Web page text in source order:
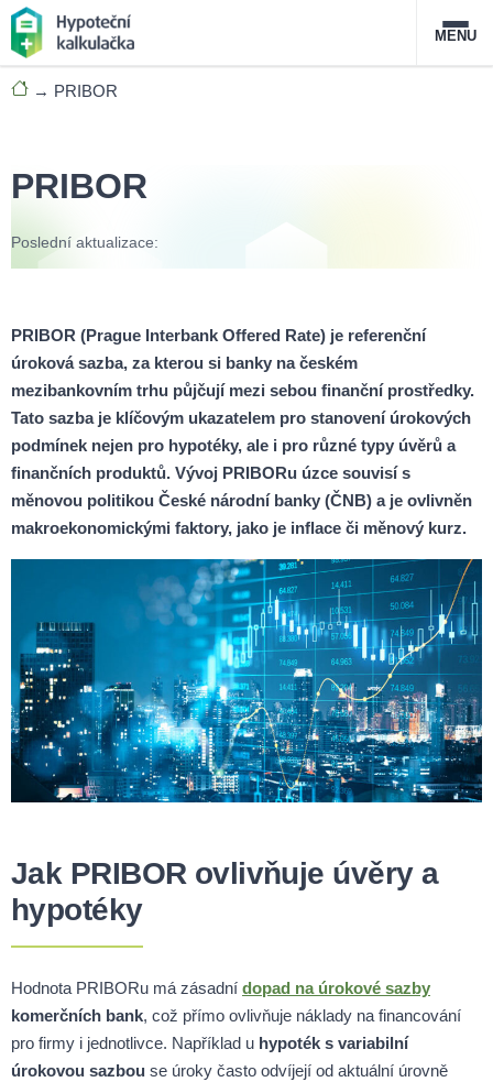
Nabídka hypoték
O službě
MENU
→ PRIBOR
PRIBOR
Poslední aktualizace:
PRIBOR (Prague Interbank Offered Rate) je referenční
úroková sazba, za kterou si banky na českém
mezibankovním trhu půjčují mezi sebou finanční prostředky.
Tato sazba je klíčovým ukazatelem pro stanovení úrokových
podmínek nejen pro hypotéky, ale i pro různé typy úvěrů a
finančních produktů. Vývoj PRIBORu úzce souvisí s
měnovou politikou České národní banky (ČNB) a je ovlivněn
makroekonomickými faktory, jako je inflace či měnový kurz.
Jak PRIBOR ovlivňuje úvěry a
hypotéky
Hodnota PRIBORu má zásadní dopad na úrokové sazby
komerčních bank, což přímo ovlivňuje náklady na financování
pro firmy i jednotlivce. Například u hypoték s variabilní
úrokovou sazbou se úroky často odvíjejí od aktuální úrovně